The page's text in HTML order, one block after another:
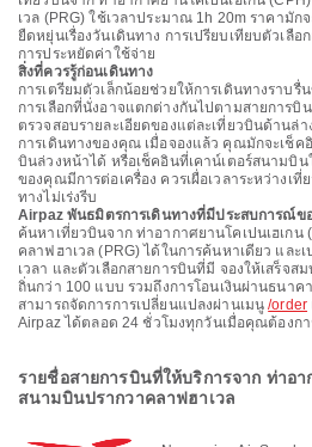
เวล (PRG) ใช้เวลาประมาณ 1h 20m ราคามั
ยืดหยุ่นเรื่องวันเดินทาง การเปรียบเทียบตัวเลื
การประหยัดค่าใช้จ่าย
สิ่งที่ควรรู้ก่อนเดินทาง
การเตรียมตัวเล็กน้อยช่วยให้การเดินทางราบ
การเลือกที่นั่งอาจแตกต่างกันไปตามสายการบิ
ตรวจสอบรายละเอียดของแต่ละเที่ยวบินด้านล่
การเดินทางของคุณ เมื่อจองแล้ว คุณมักจะเช็
บินล่วงหน้าได้ หรือเช็คอินที่เคาน์เตอร์สนามบิน
ของคุณมีการต่อเครื่อง ควรเผื่อเวลาระหว่างเที่
ทางไม่เร่งรีบ
Airpaz พันธมิตรการเดินทางที่มีประสบการณ์ข
ค้นหาเที่ยวบินจาก ท่าอากาศยานโคเปนเฮเกน
คลาฟฮาเวล (PRG) ได้ในการค้นหาเดียว และ
เวลา และตัวเลือกสายการบินที่มี จองให้เสร็จส
ถิ่นกว่า 100 แบบ รวมถึงการโอนเงินผ่านธนา
สามารถจัดการการเปลี่ยนแปลงผ่านเมนู/order
Airpaz ได้ตลอด 24 ชั่วโมงทุกวันเมื่อคุณต้องก
รายชื่อสายการบินที่ให้บริการจาก ท่าอา
สนามบินปรากวาคลาฟฮาเวล